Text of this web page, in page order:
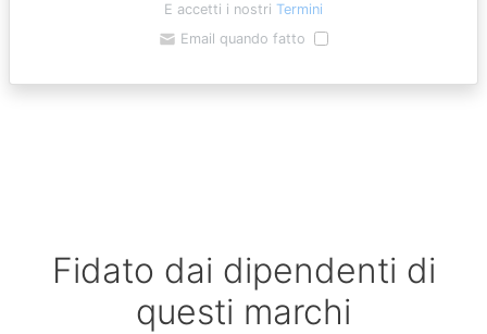
E accetti i nostri Termini
Email quando fatto
Fidato dai dipendenti di
questi marchi